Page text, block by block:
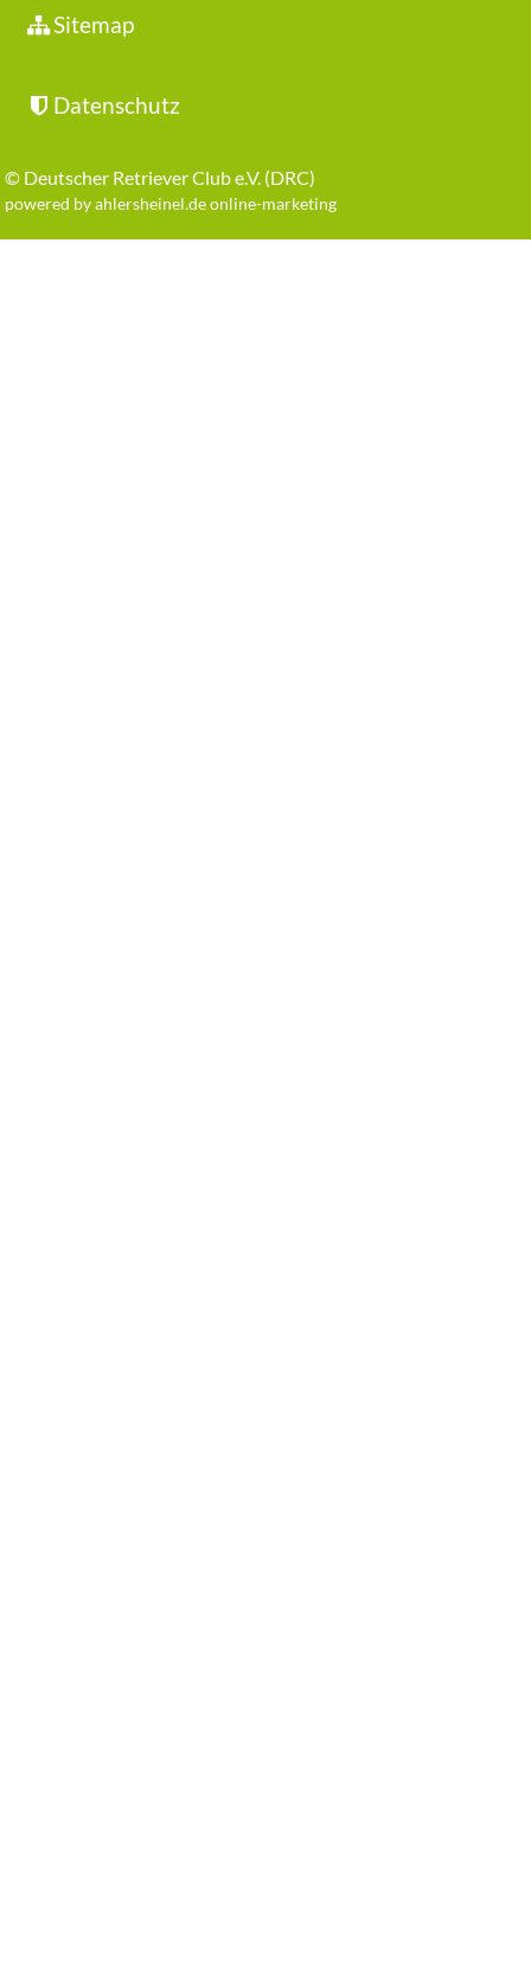
Sitemap
Datenschutz
© Deutscher Retriever Club e.V. (DRC)
powered by ahlersheinel.de online-marketing